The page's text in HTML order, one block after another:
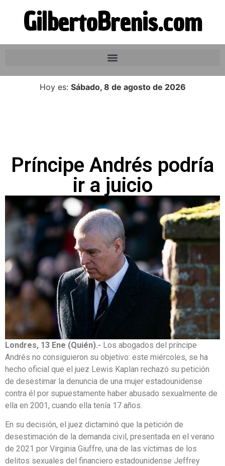
GilbertoBrenis.com
Hoy es: Sábado, 8 de agosto de 2026
Príncipe Andrés podría
ir a juicio
Londres, 13 Ene (Quién).- Los abogados del príncipe
Andrés no consiguieron su objetivo: este miércoles, se ha
hecho oficial que el juez Lewis Kaplan rechazó su petición
de desestimar la denuncia de una mujer estadounidense
contra él por supuestamente haber abusado sexualmente de
ella en 2001, cuando ella tenía 17 años.
En su decisión, el juez dictaminó que la petición de
desestimación de la demanda civil, presentada en el verano
de 2021 por Virginia Giuffre, una de las víctimas de los
delitos sexuales del financiero estadounidense Jeffrey